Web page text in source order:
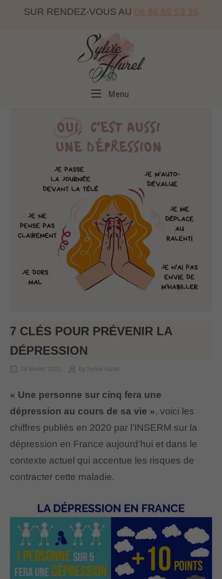
SUR RENDEZ-VOUS AU 06 86 69 53 36
Home
Menu
7 CLÉS POUR PRÉVENIR LA
DÉPRESSION
26 février 2021 by Sylvie Hurel
« Une personne sur cinq fera une
dépression au cours de sa vie », voici les
chiffres publiés en 2020 par l’INSERM sur la
dépression en France aujourd’hui et dans le
contexte actuel qui accentue les risques de
contracter cette maladie.